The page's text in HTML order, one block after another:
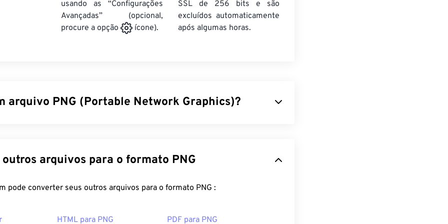
usando as “Configurações
Avançadas” (opcional,
procure a opção
ícone).
SSL de 256 bits e são
excluídos automaticamente
após algumas horas.
arquivo PNG (Portable Network Graphics)?
que as torna perfeitas para uso em ícones ou designs gráficos. O PNG
animações com melhor transparência (experimente nossa
que utilizacompressão sem perdas.
um arquivo PNG?
Converter outros arquivos para o formato PNG
FreeConvert.com pode converter seus outros arquivos para o formato PNG :
HTML para PNG PDF para PNG